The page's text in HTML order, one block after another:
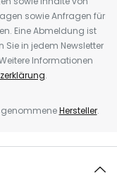
sowie Anfragen für
Eine Abmeldung ist
Sie in jedem Newsletter
Informationen
.
Hersteller.